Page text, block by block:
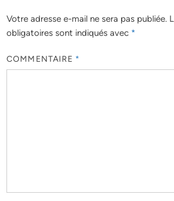
Votre adresse e-mail ne sera pas publiée.
obligatoires sont indiqués avec *
COMMENTAIRE *